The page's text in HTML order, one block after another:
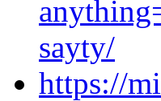
sayty/
https://